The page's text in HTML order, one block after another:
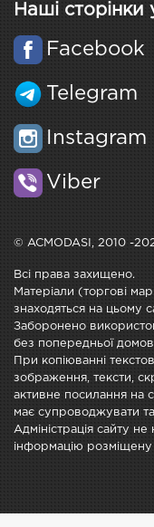
Наші
Facebook
Telegram
Instagram
Viber
© ACMODASI, 2010 -
Всі права захищено.
Матеріали (торгові
знаходяться на цьому
Заборонено
без попередньої
При копіюванні
зображення, тексти,
активне посилання на
має супроводжувати
Адміністрація сайту не
інформацію розміщену